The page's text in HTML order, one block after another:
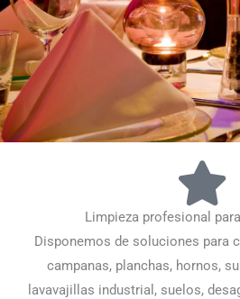
Limpieza profesional
Disponemos de soluciones para
campanas, planchas, hornos,
lavavajillas industrial, suelos,